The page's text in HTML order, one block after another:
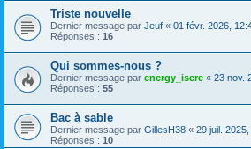
Triste nouvelle
Dernier message par Jeuf « 01 févr. 2026,
Réponses : 16
Qui sommes-nous ?
Dernier message par energy_isere « 23 nov.
Réponses : 55
Bac à sable
Dernier message par GillesH38 « 29 juil. 2025,
Réponses : 10